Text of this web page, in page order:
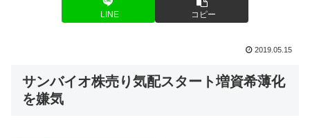
LINE コピー
2019.05.15
サンバイオ株売り気配スタート増資希薄化
を嫌気